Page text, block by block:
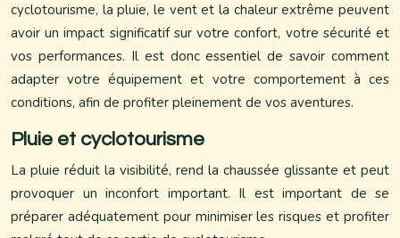
cyclotourisme, la pluie, le vent et la chaleur extrême peuvent
avoir un impact significatif sur votre confort, votre sécurité et
vos performances. Il est donc essentiel de savoir comment
adapter votre équipement et votre comportement à ces
conditions, afin de profiter pleinement de vos aventures.
Pluie et cyclotourisme
La pluie réduit la visibilité, rend la chaussée glissante et peut
provoquer un inconfort important. Il est important de se
préparer adéquatement pour minimiser les risques et profiter